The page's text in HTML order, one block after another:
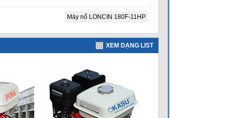
Máy nổ LONCIN 180F-11HP
XEM DẠNG LIST